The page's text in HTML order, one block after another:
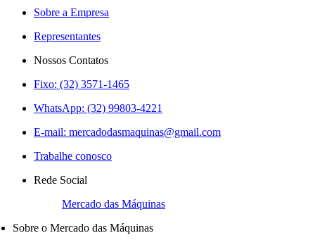
Sobre a Empresa
Representantes
Nossos Contatos
Fixo: (32) 3571-1465
WhatsApp: (32) 99803-4221
E-mail: mercadodasmaquinas@gmail.com
Trabalhe conosco
Rede Social
Mercado das Máquinas
Sobre o Mercado das Máquinas